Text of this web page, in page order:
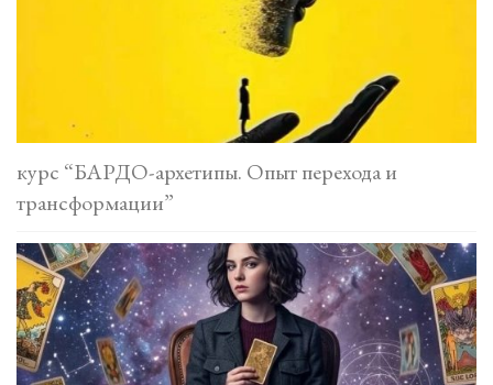
курс “БАРДО-архетипы. Опыт перехода и
трансформации”